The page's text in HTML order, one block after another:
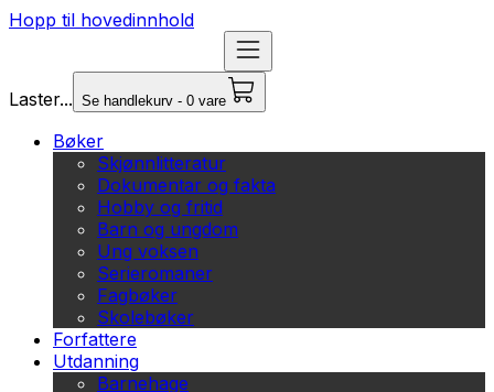
Hopp til hovedinnhold
Laster... Se handlekurv - 0 vare
Bøker
Skjønnlitteratur
Dokumentar og fakta
Hobby og fritid
Barn og ungdom
Ung voksen
Serieromaner
Fagbøker
Skolebøker
Forfattere
Utdanning
Barnehage